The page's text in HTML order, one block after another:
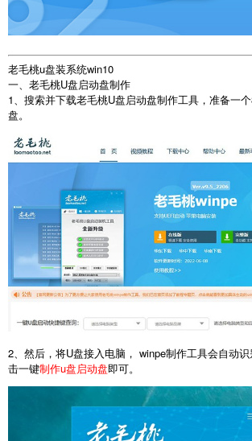
老毛桃u盘装系统win10
一、老毛桃U盘启动盘制作
1、搜索并下载老毛桃U盘启动盘制作工具，准备一
盘。
2、然后，将U盘接入电脑， winpe制作工具会自动
击一键制作u盘启动盘即可。